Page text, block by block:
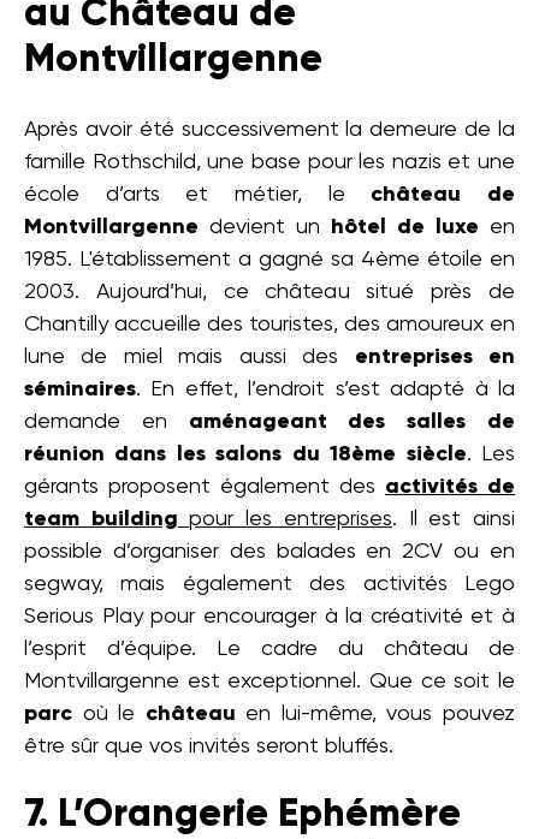
au Château de
Montvillargenne
Après avoir été successivement la demeure de la
famille Rothschild, une base pour les nazis et une
école d’arts et métier, le château de
Montvillargenne devient un hôtel de luxe en
1985. L'établissement a gagné sa 4ème étoile en
2003. Aujourd’hui, ce château situé près de
Chantilly accueille des touristes, des amoureux en
lune de miel mais aussi des entreprises en
séminaires. En effet, l’endroit s’est adapté à la
demande en aménageant des salles de
réunion dans les salons du 18ème siècle. Les
gérants proposent également des activités de
team building pour les entreprises. Il est ainsi
possible d’organiser des balades en 2CV ou en
segway, mais également des activités Lego
Serious Play pour encourager à la créativité et à
l’esprit d’équipe. Le cadre du château de
Montvillargenne est exceptionnel. Que ce soit le
parc où le château en lui-même, vous pouvez
être sûr que vos invités seront bluffés.
7. L’Orangerie Ephémère